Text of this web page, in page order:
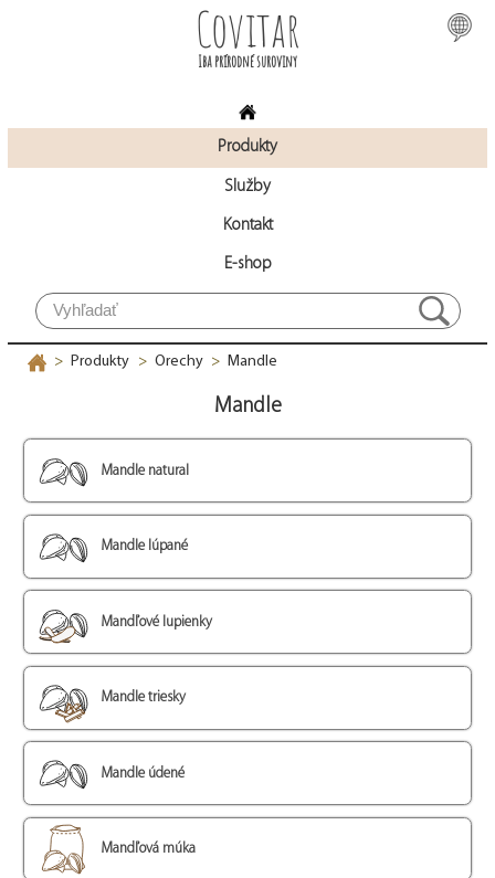
Covitar
Iba prírodné suroviny
Produkty
Služby
Kontakt
E-shop
> Produkty > Orechy > Mandle
Mandle
Mandle natural
Mandle lúpané
Mandľové lupienky
Mandle triesky
Mandle údené
Mandľová múka